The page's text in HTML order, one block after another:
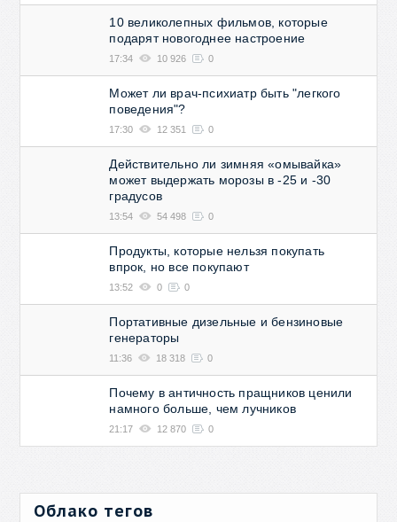
10 великолепных фильмов, которые
подарят новогоднее настроение
17:34 10 926 0
Может ли врач-психиатр быть "легкого
поведения"?
17:30 12 351 0
Действительно ли зимняя «омывайка»
может выдержать морозы в -25 и -30
градусов
13:54 54 498 0
Продукты, которые нельзя покупать
впрок, но все покупают
13:52 0 0
Портативные дизельные и бензиновые
генераторы
11:36 18 318 0
Почему в античность пращников ценили
намного больше, чем лучников
21:17 12 870 0
Облако тегов